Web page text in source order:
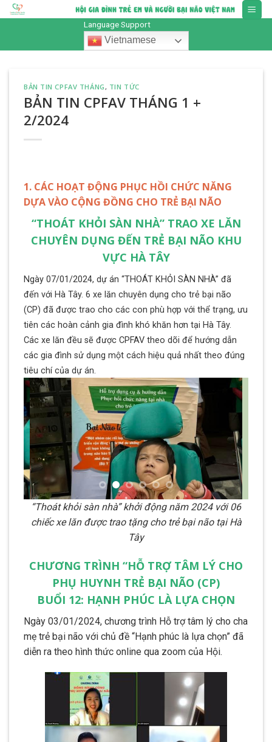
Skip
to
Language Support
Vietnamese
BẢN TIN CPFAV THÁNG, TIN TỨC
BẢN TIN CPFAV THÁNG 1 +
2/2024
1. CÁC HOẠT ĐỘNG PHỤC HỒI CHỨC NĂNG
DỰA VÀO CỘNG ĐỒNG CHO TRẺ BẠI NÃO
“THOÁT KHỎI SÀN NHÀ” TRAO XE LĂN
CHUYÊN DỤNG ĐẾN TRẺ BẠI NÃO KHU
VỰC HÀ TÂY
Ngày 07/01/2024, dự án “THOÁT KHỎI SÀN NHÀ” đã
đến với Hà Tây. 6 xe lăn chuyên dụng cho trẻ bại não
(CP) đã được trao cho các con phù hợp với thể trạng, ưu
tiên các hoàn cảnh gia đình khó khăn hơn tại Hà Tây.
Các xe lăn đều sẽ được CPFAV theo dõi để hướng dẫn
các gia đình sử dụng một cách hiệu quả nhất theo đúng
tiêu chí của dự án.
“Thoát khỏi sàn nhà” khởi động năm 2024 với 06
chiếc xe lăn được trao tặng cho trẻ bại não tại Hà
Tây
CHƯƠNG TRÌNH “HỖ TRỢ TÂM LÝ CHO
PHỤ HUYNH TRẺ BẠI NÃO (CP)
BUỔI 12: HẠNH PHÚC LÀ LỰA CHỌN
Ngày 03/01/2024, chương trình Hỗ trợ tâm lý cho cha
mẹ trẻ bại não với chủ đề “Hạnh phúc là lựa chọn” đã
diễn ra theo hình thức online qua zoom của Hội.